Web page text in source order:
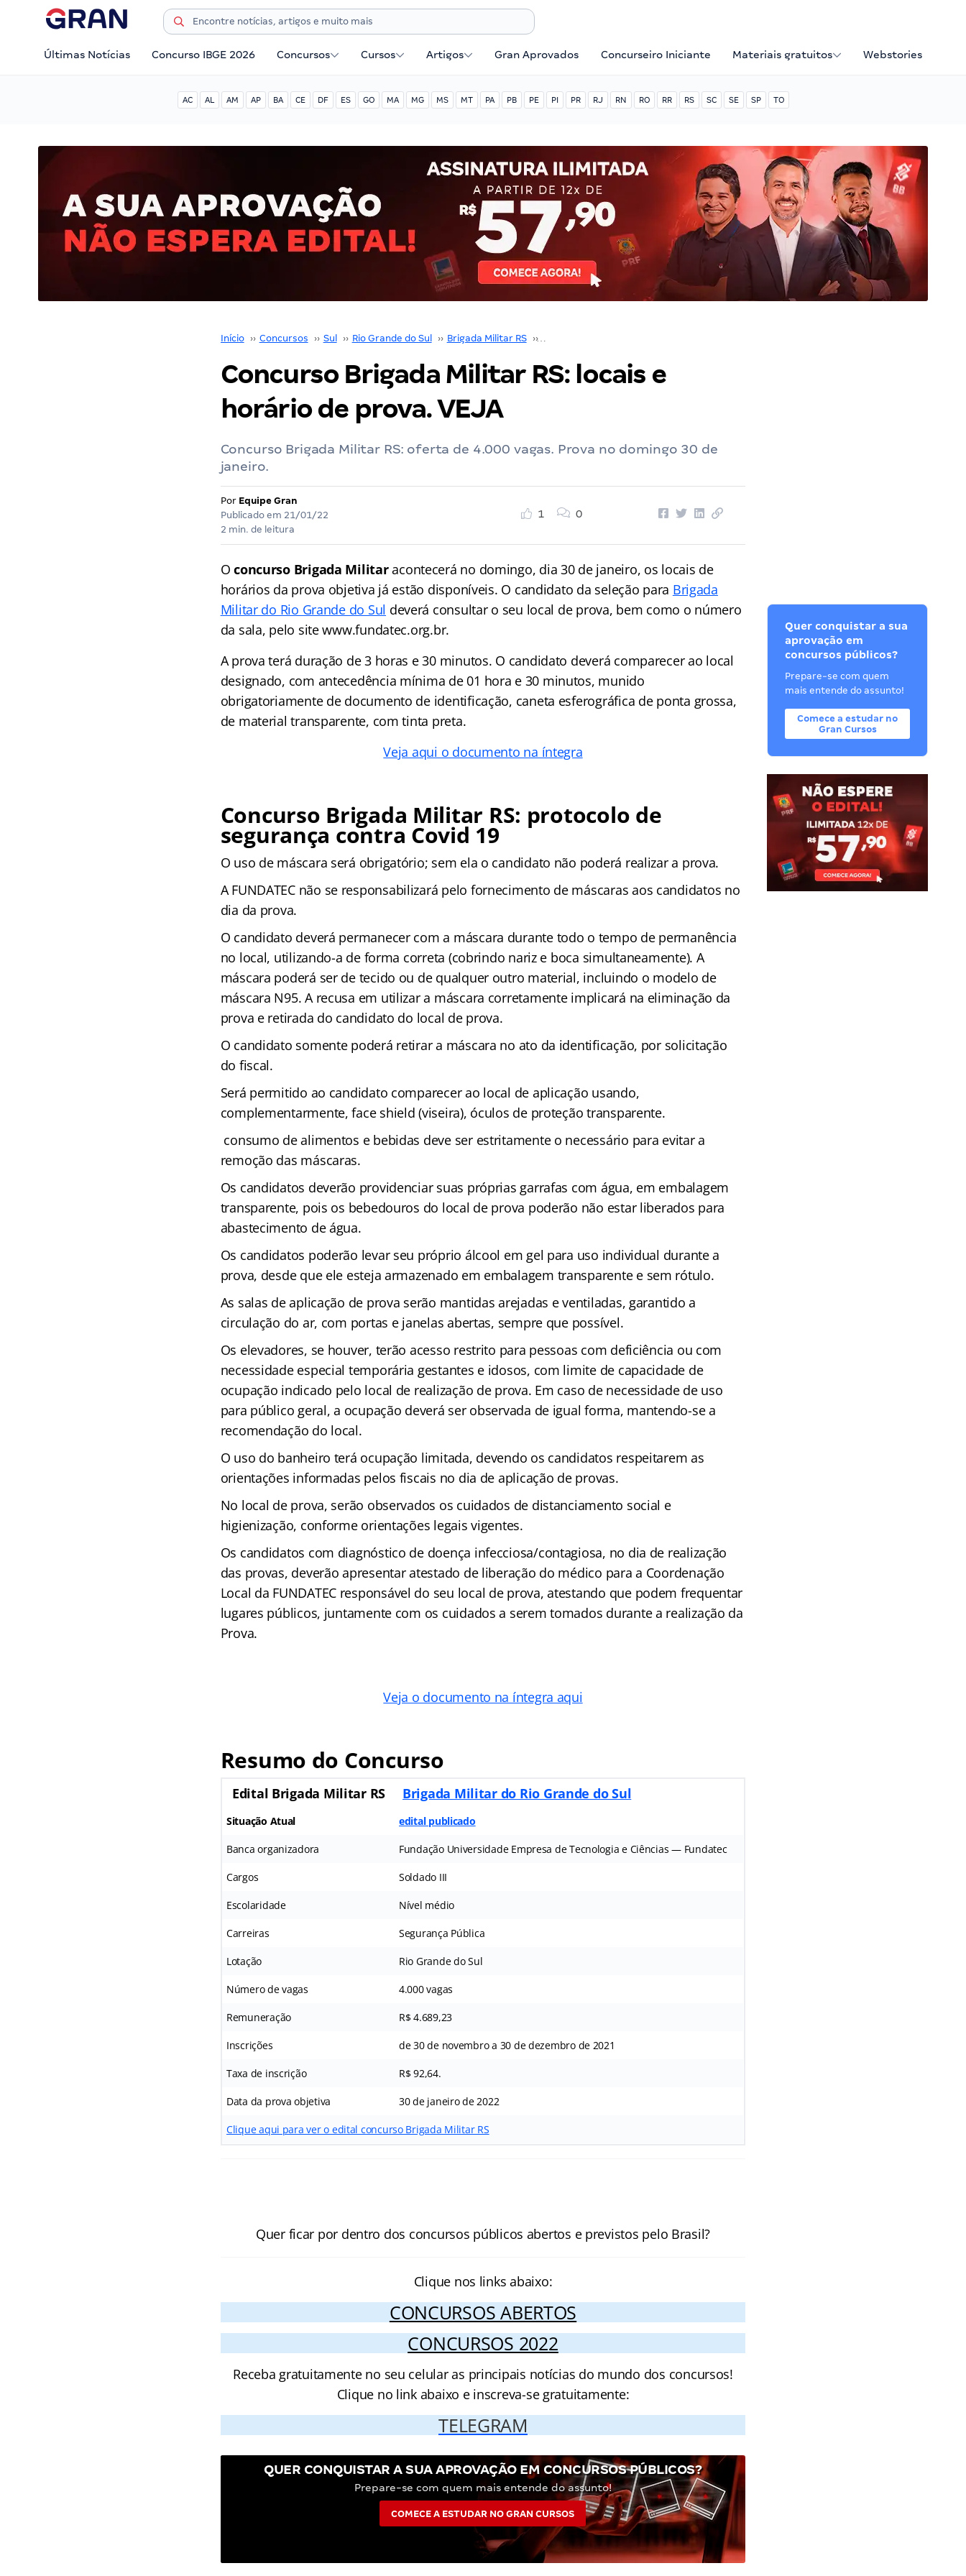
Últimas Notícias Concurso IBGE 2026 Concursos Cursos Artigos Gran Aprovados Concurseiro Iniciante Materiais gratuitos Webstories
AC AL AM AP BA CE DF ES GO MA MG MS MT PA PB PE PI PR RJ RN RO RR RS SC SE SP TO
Início ›› Concursos ›› Sul ›› Rio Grande do Sul ›› Brigada Militar RS ›› Concurso Brigada Militar RS
Concurso Brigada Militar RS: locais e
horário de prova. VEJA
Concurso Brigada Militar RS: oferta de 4.000 vagas. Prova no domingo 30 de
janeiro.
Por Equipe Gran
Publicado em 21/01/22
2 min. de leitura
1 0
Oconcurso Brigada Militaracontecerá no domingo, dia 30 de janeiro, os locais de
horários da prova objetiva já estão disponíveis. O candidato da seleção para Brigada
Militar do Rio Grande do Sul deverá consultar o seu local de prova, bem como o número
da sala, pelo site www.fundatec.org.br.
A prova terá duração de 3 horas e 30 minutos. O candidato deverá comparecer ao local
designado, com antecedência mínima de 01 hora e 30 minutos, munido
obrigatoriamente de documento de identificação, caneta esferográfica de ponta grossa,
de material transparente, com tinta preta.
Veja aqui o documento na íntegra
Concurso Brigada Militar RS: protocolo de
segurança contra Covid 19
O uso de máscara será obrigatório; sem ela o candidato não poderá realizar a prova.
A FUNDATEC não se responsabilizará pelo fornecimento de máscaras aos candidatos no
dia da prova.
O candidato deverá permanecer com a máscara durante todo o tempo de permanência
no local, utilizando-a de forma correta (cobrindo nariz e boca simultaneamente). A
máscara poderá ser de tecido ou de qualquer outro material, incluindo o modelo de
máscara N95. A recusa em utilizar a máscara corretamente implicará na eliminação da
prova e retirada do candidato do local de prova.
O candidato somente poderá retirar a máscara no ato da identificação, por solicitação
do fiscal.
Será permitido ao candidato comparecer ao local de aplicação usando,
complementarmente, face shield (viseira), óculos de proteção transparente.
consumo de alimentos e bebidas deve ser estritamente o necessário para evitar a
remoção das máscaras.
Os candidatos deverão providenciar suas próprias garrafas com água, em embalagem
transparente, pois os bebedouros do local de prova poderão não estar liberados para
abastecimento de água.
Os candidatos poderão levar seu próprio álcool em gel para uso individual durante a
prova, desde que ele esteja armazenado em embalagem transparente e sem rótulo.
As salas de aplicação de prova serão mantidas arejadas e ventiladas, garantido a
circulação do ar, com portas e janelas abertas, sempre que possível.
Os elevadores, se houver, terão acesso restrito para pessoas com deficiência ou com
necessidade especial temporária gestantes e idosos, com limite de capacidade de
ocupação indicado pelo local de realização de prova. Em caso de necessidade de uso
para público geral, a ocupação deverá ser observada de igual forma, mantendo-se a
recomendação do local.
O uso do banheiro terá ocupação limitada, devendo os candidatos respeitarem as
orientações informadas pelos fiscais no dia de aplicação de provas.
No local de prova, serão observados os cuidados de distanciamento social e
higienização, conforme orientações legais vigentes.
Os candidatos com diagnóstico de doença infecciosa/contagiosa, no dia de realização
das provas, deverão apresentar atestado de liberação do médico para a Coordenação
Local da FUNDATEC responsável do seu local de prova, atestando que podem frequentar
lugares públicos, juntamente com os cuidados a serem tomados durante a realização da
Prova.
Veja o documento na íntegra aqui
Resumo do Concurso
Edital Brigada Militar RS Brigada Militar do Rio Grande do Sul
Situação Atual edital publicado
Banca organizadora Fundação Universidade Empresa de Tecnologia e Ciências — Fundatec
Cargos Soldado III
Escolaridade Nível médio
Carreiras Segurança Pública
Lotação Rio Grande do Sul
Número de vagas 4.000 vagas
Remuneração R$ 4.689,23
Inscrições de 30 de novembro a 30 de dezembro de 2021
Taxa de inscrição R$ 92,64.
Data da prova objetiva 30 de janeiro de 2022
Clique aqui para ver o edital concurso Brigada Militar RS
Quer ficar por dentro dos concursos públicos abertos e previstos pelo Brasil?
Clique nos links abaixo:
CONCURSOS ABERTOS
CONCURSOS 2022
Receba gratuitamente no seu celular as principais notícias do mundo dos concursos!
Clique no link abaixo e inscreva-se gratuitamente:
TELEGRAM
QUER CONQUISTAR A SUA APROVAÇÃO EM CONCURSOS PÚBLICOS?
Prepare-se com quem mais entende do assunto!
COMECE A ESTUDAR NO GRAN CURSOS
Quer conquistar a sua
aprovação em
concursos públicos?
Prepare-se com quem
mais entende do assunto!
Comece a estudar no
Gran Cursos